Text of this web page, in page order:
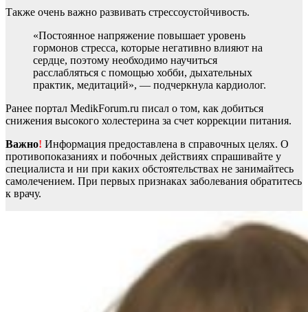
Также очень важно развивать стрессоустойчивость.
«Постоянное напряжение повышает уровень
гормонов стресса, которые негативно влияют на
сердце, поэтому необходимо научиться
расслабляться с помощью хобби, дыхательных
практик, медитаций», — подчеркнула кардиолог.
Ранее портал MedikForum.ru писал о том, как добиться
снижения высокого холестерина за счет коррекции питания.
Важно! Информация предоставлена в справочных целях. О
противопоказаниях и побочных действиях спрашивайте у
специалиста и ни при каких обстоятельствах не занимайтесь
самолечением. При первых признаках заболевания обратитесь
к врачу.